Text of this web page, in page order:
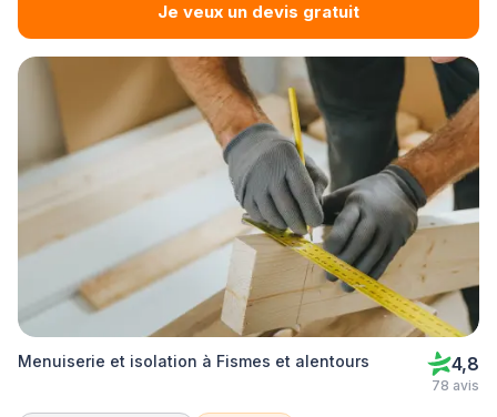
Je veux un devis gratuit
Menuiserie et isolation à Fismes et alentours 4,8
78 avis